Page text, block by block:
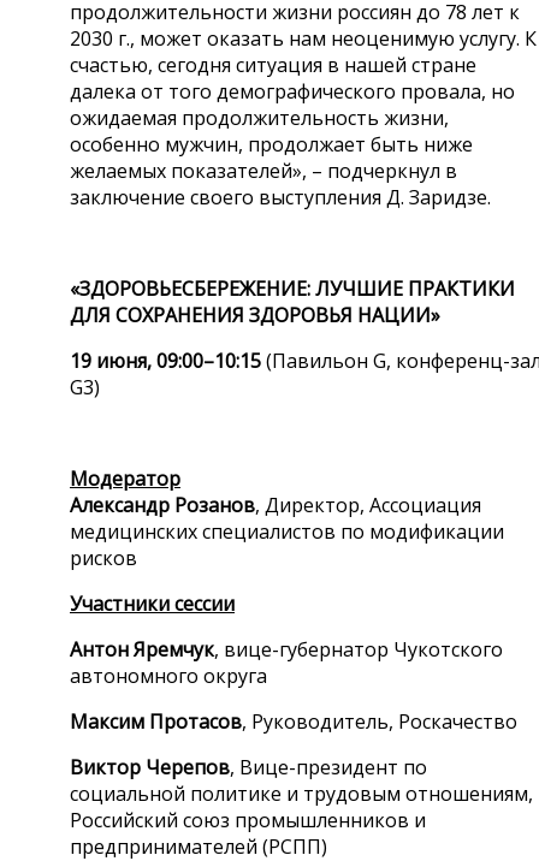
продолжительности жизни россиян до 78 лет к
2030 г., может оказать нам неоценимую услугу. К
счастью, сегодня ситуация в нашей стране
далека от того демографического провала, но
ожидаемая продолжительность жизни,
особенно мужчин, продолжает быть ниже
желаемых показателей», – подчеркнул в
заключение своего выступления Д. Заридзе.
«ЗДОРОВЬЕСБЕРЕЖЕНИЕ: ЛУЧШИЕ ПРАКТИКИ
ДЛЯ СОХРАНЕНИЯ ЗДОРОВЬЯ НАЦИИ»
19 июня, 09:00–10:15(Павильон G, конференц-
G3)
Модератор
Александр Розанов, Директор, Ассоциация
медицинских специалистов по модификации
рисков
Участники сессии
Антон Яремчук, вице-губернатор Чукотского
автономного округа
Максим Протасов, Руководитель, Роскачество
Виктор Черепов, Вице-президент по
социальной политике и трудовым отношениям,
Российский союз промышленников и
предпринимателей (РСПП)